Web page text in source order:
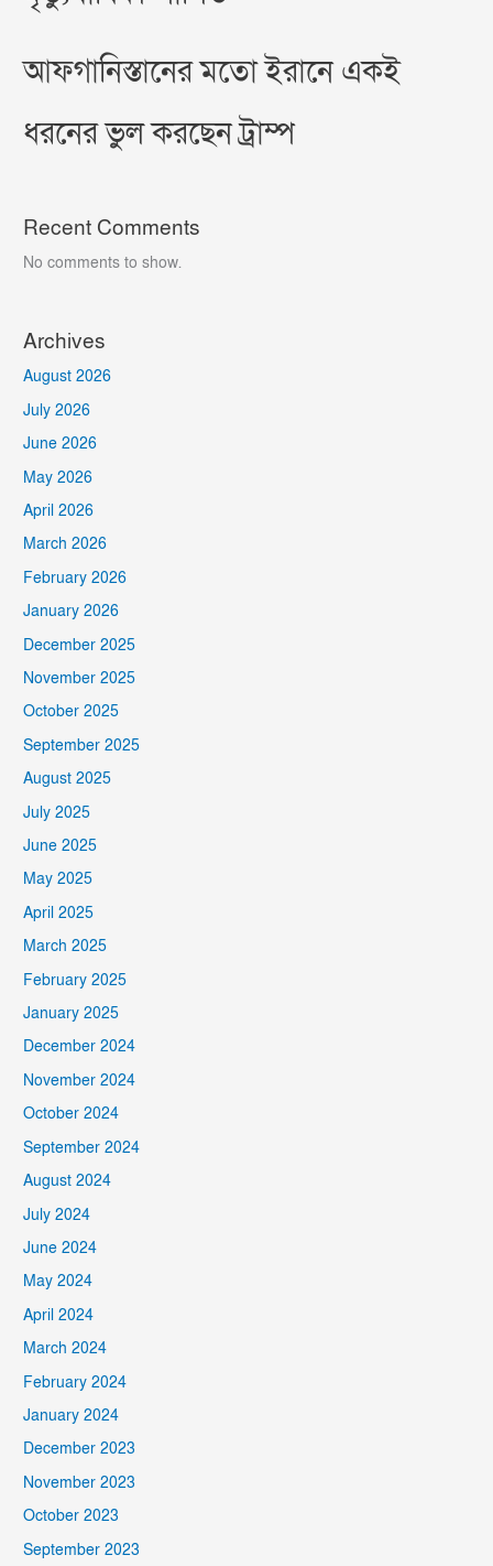
আফগানিস্তানের মতো ইরানে একই
ধরনের ভুল করছেন ট্রাম্প
Recent Comments
No comments to show.
Archives
August 2026
July 2026
June 2026
May 2026
April 2026
March 2026
February 2026
January 2026
December 2025
November 2025
October 2025
September 2025
August 2025
July 2025
June 2025
May 2025
April 2025
March 2025
February 2025
January 2025
December 2024
November 2024
October 2024
September 2024
August 2024
July 2024
June 2024
May 2024
April 2024
March 2024
February 2024
January 2024
December 2023
November 2023
October 2023
September 2023